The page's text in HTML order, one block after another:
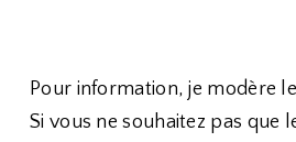
Pour information, je modère
Si vous ne souhaitez pas que